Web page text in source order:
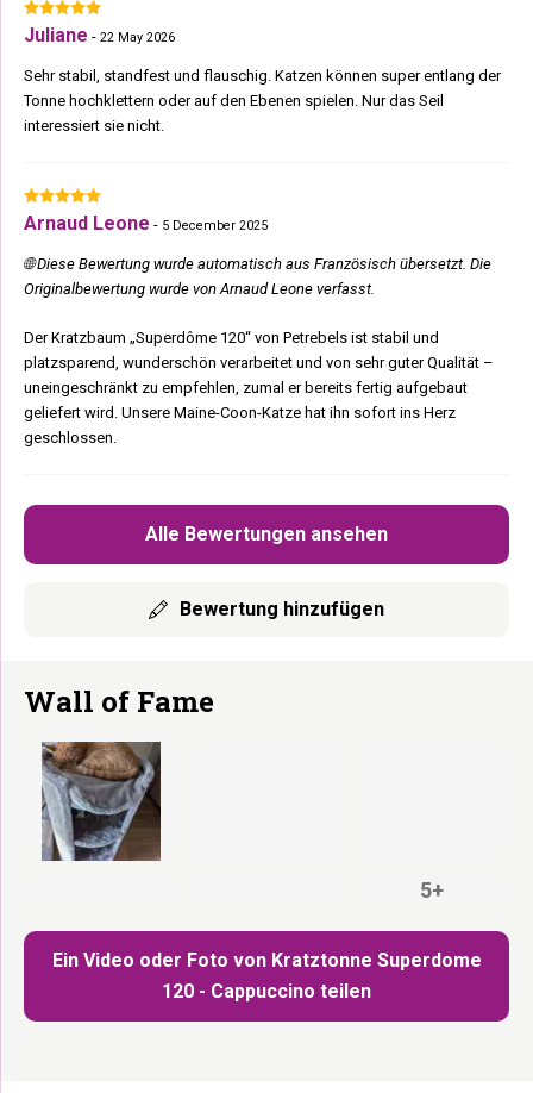
Alle Bewertungen ansehen
Bewertung hinzufügen
Juliane - 22 May 2026
Sehr stabil, standfest und flauschig. Katzen können super entlang der
Tonne hochklettern oder auf den Ebenen spielen. Nur das Seil
interessiert sie nicht.
Arnaud Leone - 5 December 2025
🌐 Diese Bewertung wurde automatisch aus Französisch übersetzt. Die
Originalbewertung wurde von Arnaud Leone verfasst.
Der Kratzbaum „Superdôme 120“ von Petrebels ist stabil und
platzsparend, wunderschön verarbeitet und von sehr guter Qualität –
uneingeschränkt zu empfehlen, zumal er bereits fertig aufgebaut
geliefert wird. Unsere Maine-Coon-Katze hat ihn sofort ins Herz
geschlossen.
Wall of Fame
Ein Video oder Foto von Kratztonne Superdome
120 - Cappuccino teilen
5+